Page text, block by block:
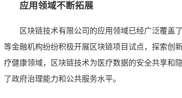
应用领域不断拓展
区块链技术有限公司的应用领域已经广泛覆盖
等金融机构纷纷积极开展区块链项目试点，探索创
疗健康领域，区块链技术为医疗数据的安全共享和
了政府治理能力和公共服务水平。